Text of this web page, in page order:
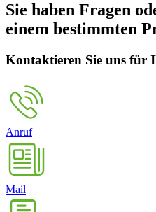
Sie haben Fragen
einem bestimmten
Kontaktieren Sie uns für
Anruf
Mail